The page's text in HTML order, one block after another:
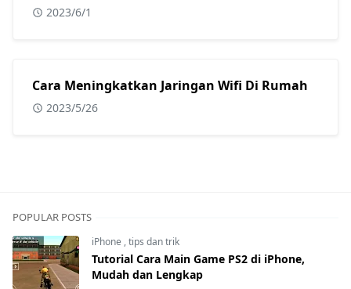
2023/6/1
Cara Meningkatkan Jaringan Wifi Di Rumah
2023/5/26
POPULAR POSTS
iPhone ,tips dan trik
Tutorial Cara Main Game PS2 di iPhone,
Mudah dan Lengkap